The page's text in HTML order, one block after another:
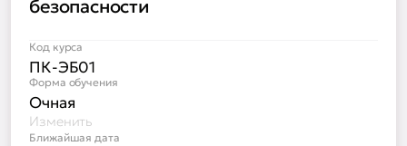
безопасности
Код курса
ПК-ЭБ01
Форма обучения
Очная
Изменить
Ближайшая дата